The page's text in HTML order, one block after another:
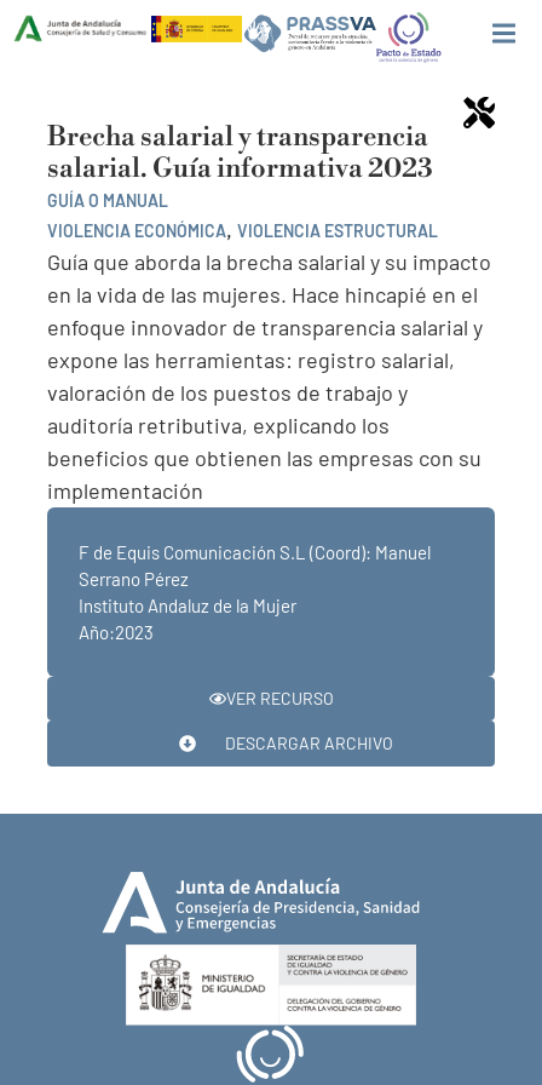
Brecha salarial y transparencia
salarial. Guía informativa 2023
GUÍA O MANUAL
VIOLENCIA ECONÓMICA, VIOLENCIA ESTRUCTURAL
Guía que aborda la brecha salarial y su impacto
en la vida de las mujeres. Hace hincapié en el
enfoque innovador de transparencia salarial y
expone las herramientas: registro salarial,
valoración de los puestos de trabajo y
auditoría retributiva, explicando los
beneficios que obtienen las empresas con su
implementación
F de Equis Comunicación S.L (Coord): Manuel
Serrano Pérez
Instituto Andaluz de la Mujer
Año:2023
VER RECURSO
DESCARGAR ARCHIVO